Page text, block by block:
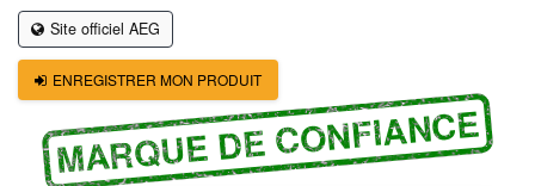
Site officiel AEG
ENREGISTRER MON PRODUIT
MARQUE DE CONFIANCE